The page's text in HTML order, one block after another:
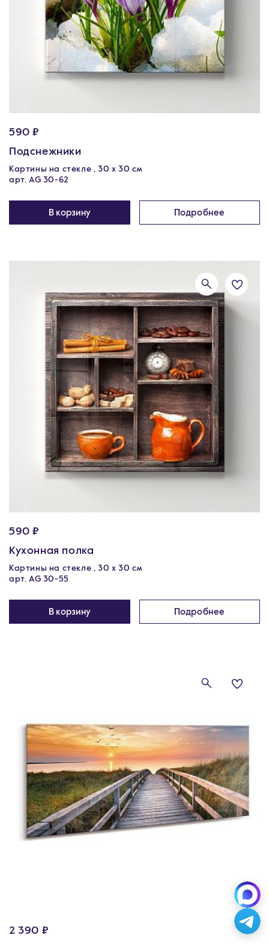
590 ₽
Подснежники
Картины на стекле , 30 x 30 см
арт. AG 30-62
В корзину Подробнее
590 ₽
Кухонная полка
Картины на стекле , 30 x 30 см
арт. AG 30-55
В корзину Подробнее
2 390 ₽